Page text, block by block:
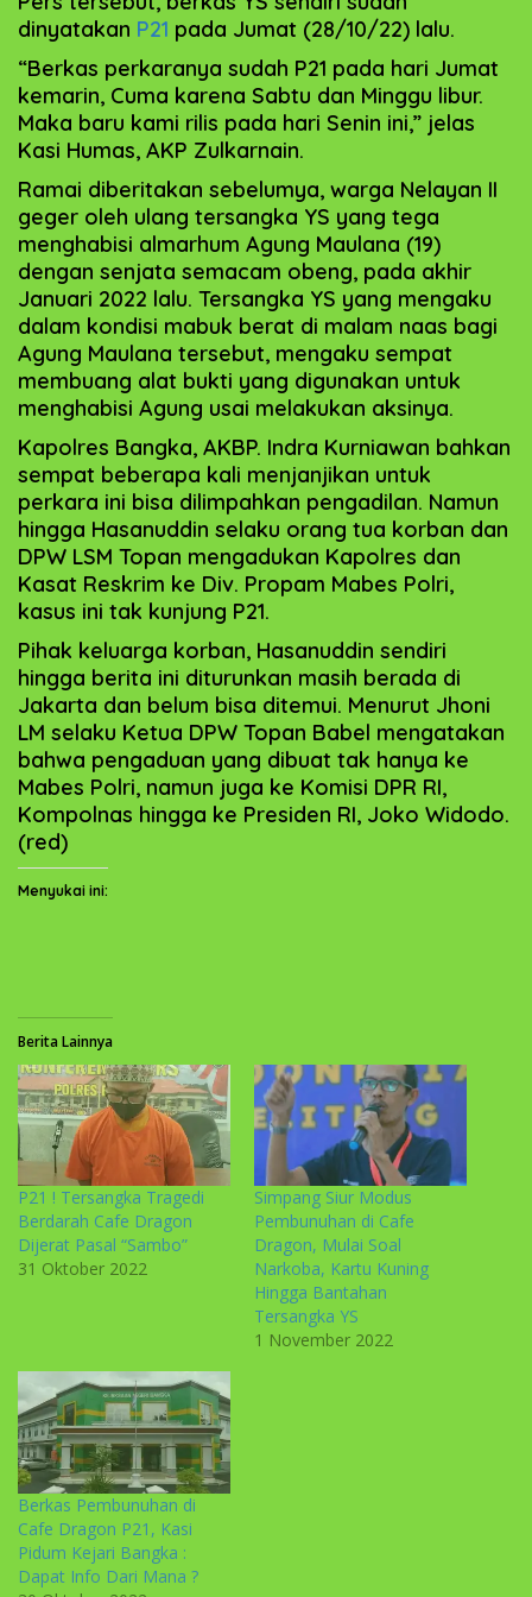
dinyatakan P21 pada Jumat (28/10/22) lalu.
“Berkas perkaranya sudah P21 pada hari Jumat
kemarin, Cuma karena Sabtu dan Minggu libur.
Maka baru kami rilis pada hari Senin ini,” jelas
Kasi Humas, AKP Zulkarnain.
Ramai diberitakan sebelumya, warga Nelayan II
geger oleh ulang tersangka YS yang tega
menghabisi almarhum Agung Maulana (19)
dengan senjata semacam obeng, pada akhir
Januari 2022 lalu. Tersangka YS yang mengaku
dalam kondisi mabuk berat di malam naas bagi
Agung Maulana tersebut, mengaku sempat
membuang alat bukti yang digunakan untuk
menghabisi Agung usai melakukan aksinya.
Kapolres Bangka, AKBP. Indra Kurniawan bahkan
sempat beberapa kali menjanjikan untuk
perkara ini bisa dilimpahkan pengadilan. Namun
hingga Hasanuddin selaku orang tua korban dan
DPW LSM Topan mengadukan Kapolres dan
Kasat Reskrim ke Div. Propam Mabes Polri,
kasus ini tak kunjung P21.
Pihak keluarga korban, Hasanuddin sendiri
hingga berita ini diturunkan masih berada di
Jakarta dan belum bisa ditemui. Menurut Jhoni
LM selaku Ketua DPW Topan Babel mengatakan
bahwa pengaduan yang dibuat tak hanya ke
Mabes Polri, namun juga ke Komisi DPR RI,
Kompolnas hingga ke Presiden RI, Joko Widodo.
(red)
Menyukai ini:
Berita Lainnya
P21 ! Tersangka Tragedi
Berdarah Cafe Dragon
Dijerat Pasal “Sambo”
31 Oktober 2022
Simpang Siur Modus
Pembunuhan di Cafe
Dragon, Mulai Soal
Narkoba, Kartu Kuning
Hingga Bantahan
Tersangka YS
1 November 2022
Berkas Pembunuhan di
Cafe Dragon P21, Kasi
Pidum Kejari Bangka :
Dapat Info Dari Mana ?